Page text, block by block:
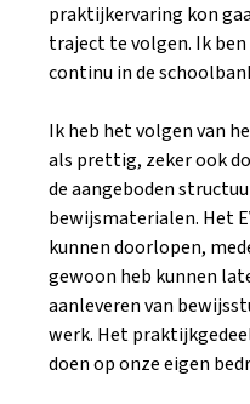
praktijkervaring kon
traject te volgen. Ik
continu in de
Ik heb het volgen van
als prettig, zeker ook
de aangeboden
bewijsmaterialen. Het
kunnen doorlopen,
gewoon heb kunnen
aanleveren van
werk. Het
doen op onze eigen